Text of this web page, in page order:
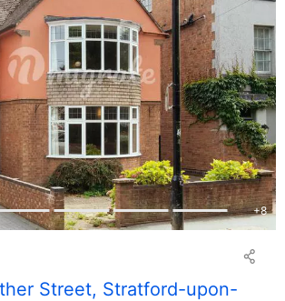
+8
Street, Stratford-upon-